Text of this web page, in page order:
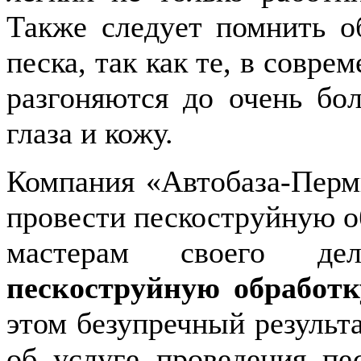
Также следует помнить
песка, так как те, в
разгоняются до очень
глаза и кожу.
Компания «Автобаза-
провести пескоструйную
мастерам своего
пескоструйную
этом безупречный